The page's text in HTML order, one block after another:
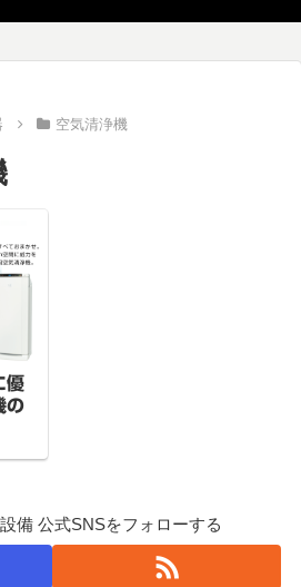
空気清浄機
優
の
備 公式SNSをフォローする